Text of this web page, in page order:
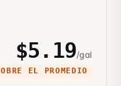
$5.19/gal
EL PROMEDIO